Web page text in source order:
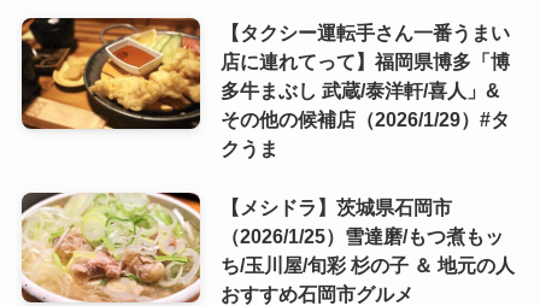
【タクシー運転手さん一番うまい
店に連れてって】福岡県博多「博
多牛まぶし 武蔵/泰洋軒/喜人」&
その他の候補店（2026/1/29）#タ
クうま
【メシドラ】茨城県石岡市
（2026/1/25）雪達磨/もつ煮もッ
ち/玉川屋/旬彩 杉の子 ＆ 地元の人
おすすめ石岡市グルメ